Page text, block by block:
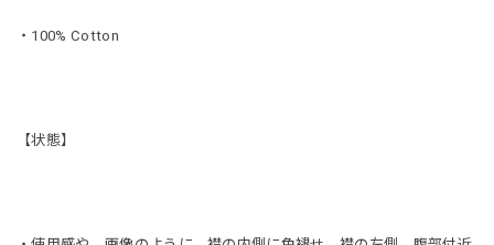
・100% Cotton
【状態】